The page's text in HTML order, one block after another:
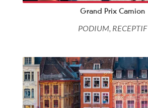
Grand Prix Camion
PODIUM RECEPTIF